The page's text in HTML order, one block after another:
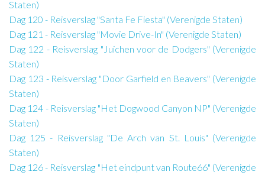
Staten)
Dag 120 - Reisverslag "Santa Fe Fiesta" (Verenigde Staten)
Dag 121 - Reisverslag "Movie Drive-In" (Verenigde Staten)
Dag 122 - Reisverslag "Juichen voor de Dodgers" (Verenigde
Staten)
Dag 123 - Reisverslag "Door Garfield en Beavers" (Verenigde
Staten)
Dag 124 - Reisverslag "Het Dogwood Canyon NP" (Verenigde
Staten)
Dag 125 - Reisverslag "De Arch van St. Louis" (Verenigde
Staten)
Dag 126 - Reisverslag "Het eindpunt van Route66" (Verenigde